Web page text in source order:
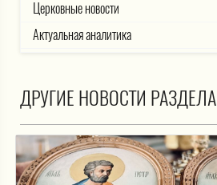
Церковные новости
Актуальная аналитика
ДРУГИЕ НОВОСТИ РАЗДЕЛА